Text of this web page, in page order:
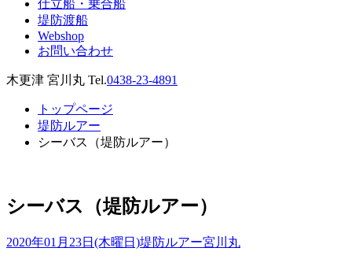
仕立船・乗合船
堤防渡船
Webshop
お問い合わせ
木更津 宮川丸 Tel.0438-23-4891
トップページ
堤防ルアー
シーバス（堤防ルアー）
シーバス（堤防ルアー）
2020年01月23日(木曜日)堤防ルアー宮川丸